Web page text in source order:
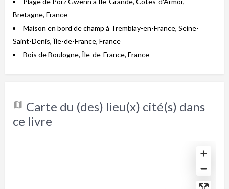
Bretagne, France
Maison en bord de champ à Tremblay-en-France, Seine-
Saint-Denis, Île-de-France, France
Bois de Boulogne, Île-de-France, France
Carte du (des) lieu(x) cité(s) dans
ce livre